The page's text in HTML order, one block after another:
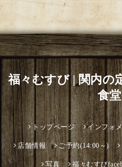
福々むすび | 関内の
食堂
トップページ インフォ
店舗情報 ご予約(14:00～)
写真 福々むすび